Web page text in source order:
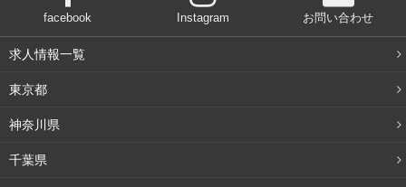
物でごちゃごちゃになってしまうと、掃除の前に整頓から
始めなければならず、ますます掃除が面倒に。対して、物
ルを作って物を増やさないよう心がける
facebook Instagram お問い合わせ
求人情報一覧
東京都
神奈川県
千葉県